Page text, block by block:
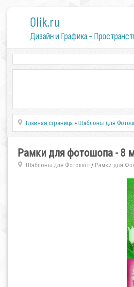
0lik.ru
Дизайн и Графика -
Главная страница »Шаблоны для
Рамки для фотошопа - 8
Шаблоны для Фотошоп / Рамки для